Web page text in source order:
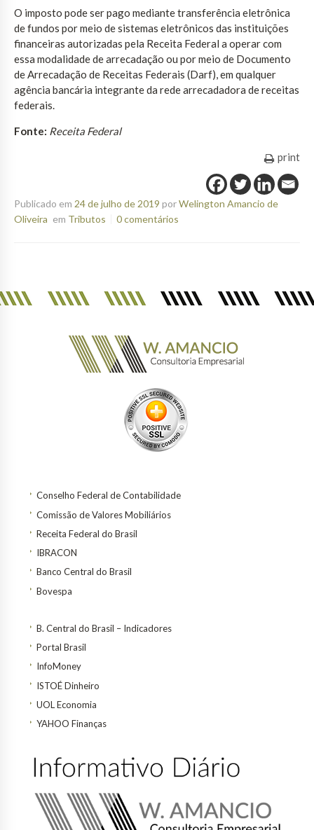
O imposto pode ser pago mediante transferência eletrônica
de fundos por meio de sistemas eletrônicos das instituições
financeiras autorizadas pela Receita Federal a operar com
essa modalidade de arrecadação ou por meio de Documento
de Arrecadação de Receitas Federais (Darf), em qualquer
agência bancária integrante da rede arrecadadora de receitas
federais.
Fonte: Receita Federal
print
Publicado em 24 de julho de 2019 porWelington Amancio de
Oliveira em Tributos 0 comentários
Conselho Federal de Contabilidade
Comissão de Valores Mobiliários
Receita Federal do Brasil
IBRACON
Banco Central do Brasil
Bovespa
B. Central do Brasil – Indicadores
Portal Brasil
InfoMoney
ISTOÉ Dinheiro
UOL Economia
YAHOO Finanças